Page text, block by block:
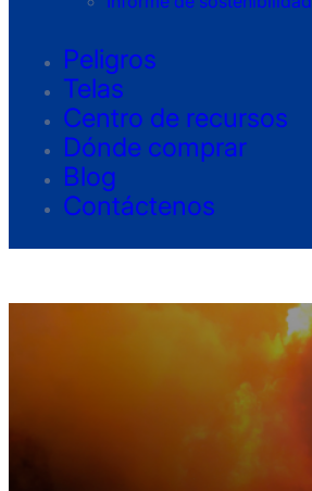
Peligros
Telas
Centro de recursos
Dónde comprar
Blog
Contáctenos